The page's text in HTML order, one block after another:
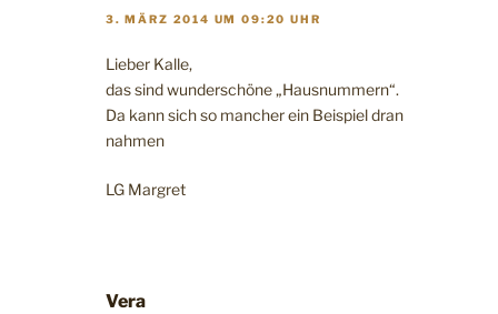
3. MÄRZ 2014 UM 09:20 UHR
Lieber Kalle,
das sind wunderschöne „Hausnummern“.
Da kann sich so mancher ein Beispiel dran
nahmen
LG Margret
Vera